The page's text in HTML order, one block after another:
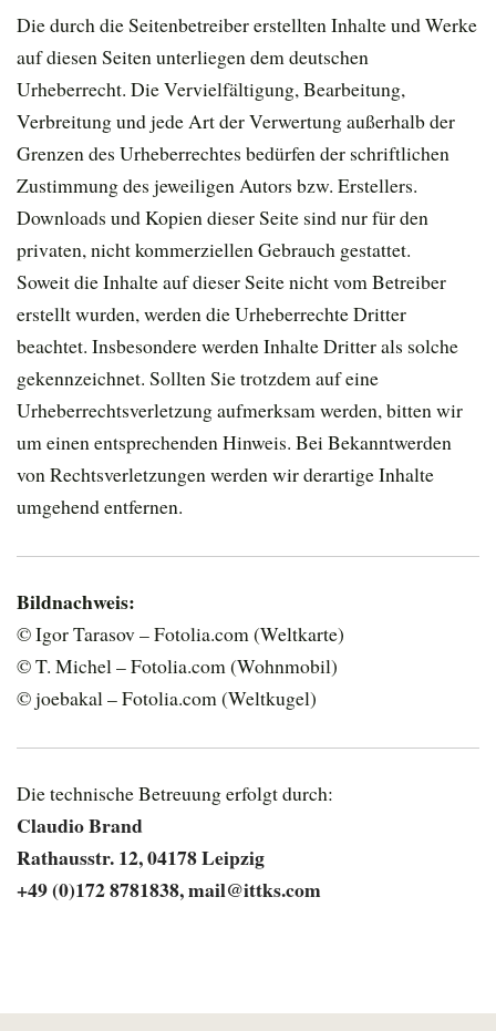
Die durch die Seitenbetreiber erstellten Inhalte und Werke
auf diesen Seiten unterliegen dem deutschen
Urheberrecht. Die Vervielfältigung, Bearbeitung,
Verbreitung und jede Art der Verwertung außerhalb der
Grenzen des Urheberrechtes bedürfen der schriftlichen
Zustimmung des jeweiligen Autors bzw. Erstellers.
Downloads und Kopien dieser Seite sind nur für den
privaten, nicht kommerziellen Gebrauch gestattet.
Soweit die Inhalte auf dieser Seite nicht vom Betreiber
erstellt wurden, werden die Urheberrechte Dritter
beachtet. Insbesondere werden Inhalte Dritter als solche
gekennzeichnet. Sollten Sie trotzdem auf eine
Urheberrechtsverletzung aufmerksam werden, bitten wir
um einen entsprechenden Hinweis. Bei Bekanntwerden
von Rechtsverletzungen werden wir derartige Inhalte
umgehend entfernen.
Bildnachweis:
© Igor Tarasov – Fotolia.com (Weltkarte)
© T. Michel – Fotolia.com (Wohnmobil)
© joebakal – Fotolia.com (Weltkugel)
Die technische Betreuung erfolgt durch:
Claudio Brand
Rathausstr. 12, 04178 Leipzig
+49 (0)172 8781838,mail@ittks.com